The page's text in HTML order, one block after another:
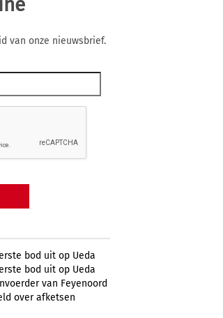
van onze nieuwsbrief.
bod uit op Ueda
bod uit op Ueda
van Feyenoord
over afketsen